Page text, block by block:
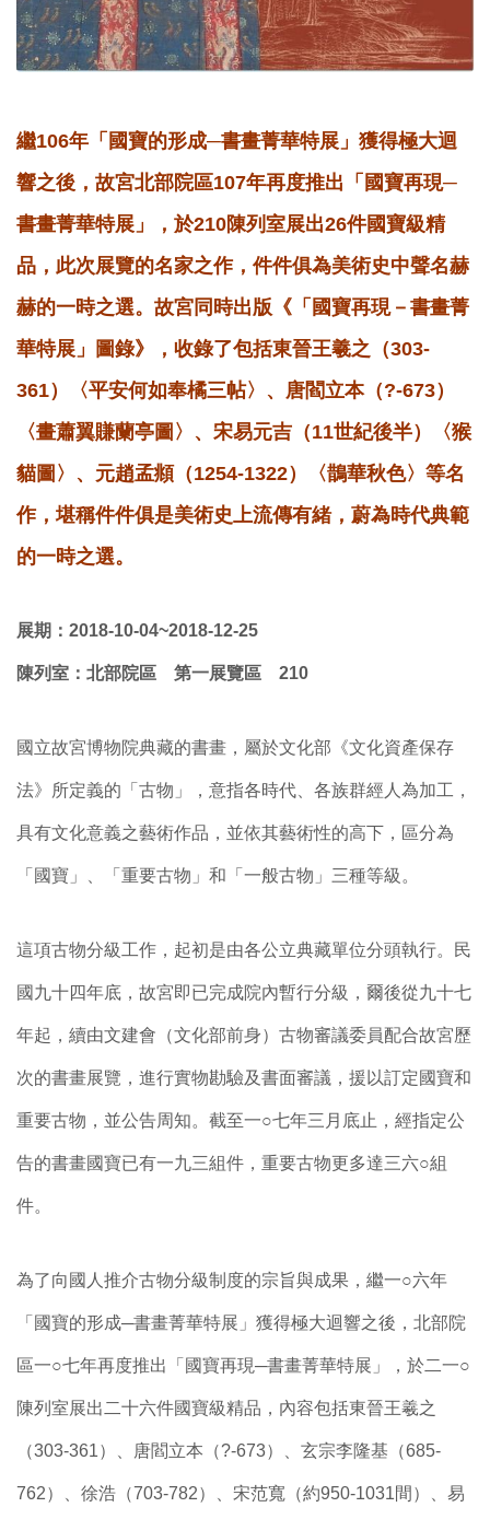
繼106年「國寶的形成─書畫菁華特展」獲得極大迴
響之後，故宮北部院區107年再度推出「國寶再現─
書畫菁華特展」，於210陳列室展出26件國寶級精
品，此次展覽的名家之作，件件俱為美術史中聲名赫
赫的一時之選。故宮同時出版《「國寶再現－書畫菁
華特展」圖錄》，收錄了包括東晉王羲之（303-
361）〈平安何如奉橘三帖〉、唐閻立本（?-673）
〈畫蕭翼賺蘭亭圖〉、宋易元吉（11世紀後半）〈猴
貓圖〉、元趙孟頫（1254-1322）〈鵲華秋色〉等名
作，堪稱件件俱是美術史上流傳有緒，蔚為時代典範
的一時之選。
展期：2018-10-04~2018-12-25
陳列室：北部院區 第一展覽區 210
國立故宮博物院典藏的書畫，屬於文化部《文化資產保存
法》所定義的「古物」，意指各時代、各族群經人為加工，
具有文化意義之藝術作品，並依其藝術性的高下，區分為
「國寶」、「重要古物」和「一般古物」三種等級。
這項古物分級工作，起初是由各公立典藏單位分頭執行。民
國九十四年底，故宮即已完成院內暫行分級，爾後從九十七
年起，續由文建會（文化部前身）古物審議委員配合故宮歷
次的書畫展覽，進行實物勘驗及書面審議，援以訂定國寶和
重要古物，並公告周知。截至一○七年三月底止，經指定公
告的書畫國寶已有一九三組件，重要古物更多達三六○組
件。
為了向國人推介古物分級制度的宗旨與成果，繼一○六年
「國寶的形成─書畫菁華特展」獲得極大迴響之後，北部院
區一○七年再度推出「國寶再現─書畫菁華特展」，於二一○
陳列室展出二十六件國寶級精品，內容包括東晉王羲之
（303-361）、唐閻立本（?-673）、玄宗李隆基（685-
762）、徐浩（703-782）、宋范寬（約950-1031間）、易